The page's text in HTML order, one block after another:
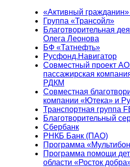
«Активный
Группа «Трансойл»
Благотворительная
Олега Леонова
БФ «Татнефть»
Русфонд.Навигатор
Совместный проект
пассажирская
РДКМ
Совместная
компании «Ютека» и
Транспортная группа
Благотворительный
Сбербанк
РНКБ Банк (ПАО)
Программа
Программа помощи
области «Росток